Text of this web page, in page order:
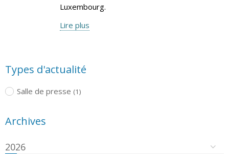
Luxembourg.
Lire plus
Types d'actualité
Salle de presse (1)
Archives
2026